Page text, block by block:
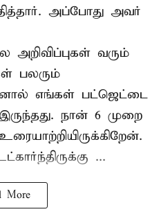
அப்போது அவர்
வரும்
பலரும்
ஆனால் எங்கள் பட்ஜெட்டை
நான் 6 முறை
...
More